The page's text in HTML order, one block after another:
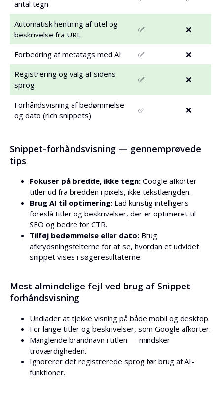
antal tegn
Automatisk hentning af titel og
beskrivelse fra URL
✅ ❌
Forbedring af metatags med AI ✅
❌
Registrering og valg af sidens
sprog
✅ ❌
Forhåndsvisning af bedømmelse
og dato (rich snippets)
✅ ❌
Snippet-forhåndsvisning — gennemprøvede
tips
Fokuser på bredde, ikke tegn: Google afkorter
titler ud fra bredden i pixels, ikke tekstlængden.
Brug AI til optimering: Lad kunstig intelligens
foreslå titler og beskrivelser, der er optimeret til
SEO og bedre for CTR.
Tilføj bedømmelse eller dato: Brug
afkrydsningsfelterne for at se, hvordan et udvidet
snippet vises i søgeresultaterne.
Mest almindelige fejl ved brug af Snippet-
forhåndsvisning
Undlader at tjekke visning på både mobil og desktop.
For lange titler og beskrivelser, som Google afkorter.
Manglende brandnavn i titlen — mindsker
troværdigheden.
Ignorerer det registrerede sprog før brug af AI-
funktioner.